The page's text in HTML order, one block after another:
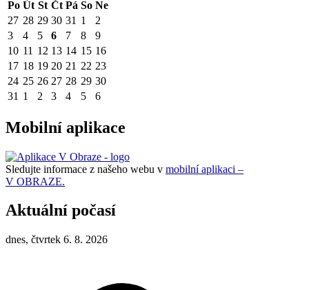
Po Út St Čt Pá So Ne
27 28 29 30 31 1
2
3
4 5 6 7 8
9
10 11 12 13 14 15 16
17 18 19 20 21 22 23
24 25 26 27 28 29 30
31 1 2 3 4 5 6
Mobilní aplikace
Sledujte informace z našeho webu v mobilní aplikaci –
V OBRAZE.
Aktuální počasí
dnes, čtvrtek 6. 8. 2026